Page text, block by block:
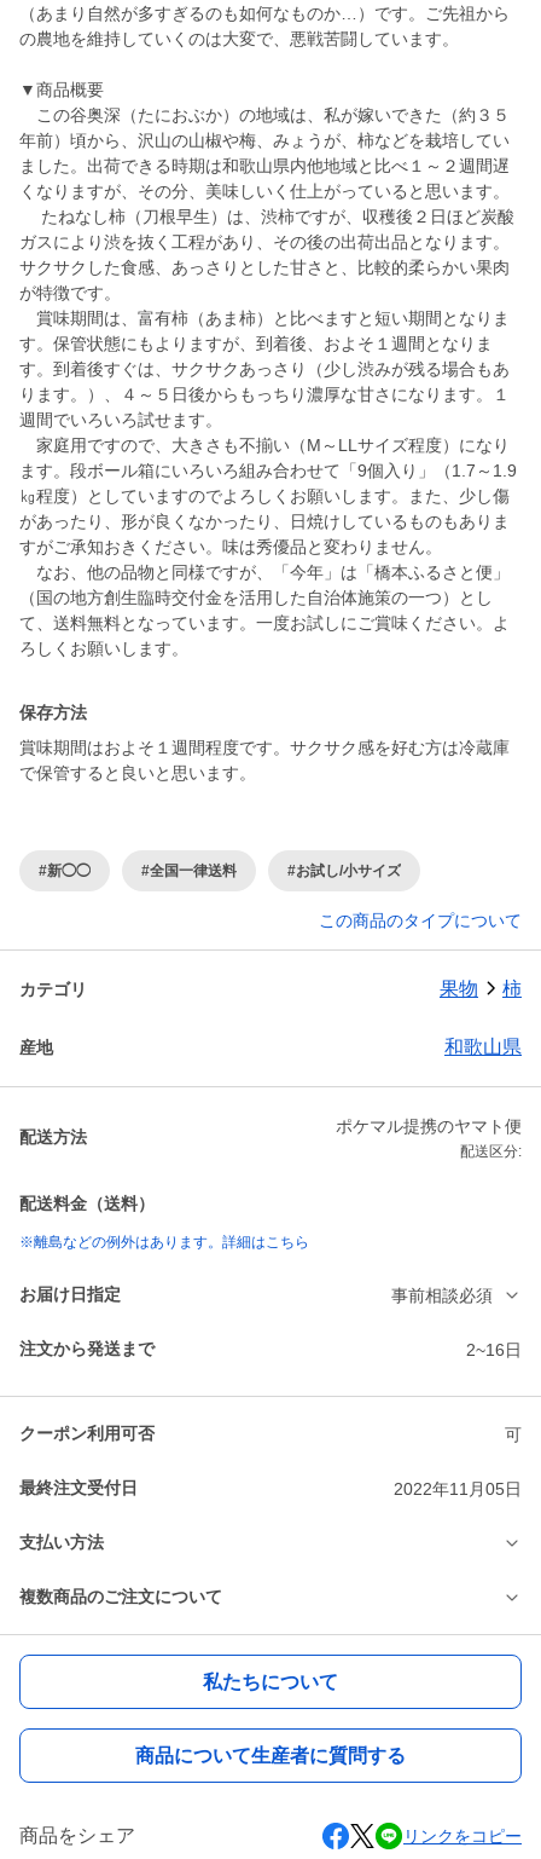
（あまり自然が多すぎるのも如何なものか…）です。ご先祖から
の農地を維持していくのは大変で、悪戦苦闘しています。
▼商品概要
この谷奥深（たにおぶか）の地域は、私が嫁いできた（約３５
年前）頃から、沢山の山椒や梅、みょうが、柿などを栽培してい
ました。出荷できる時期は和歌山県内他地域と比べ１～２週間遅
くなりますが、その分、美味しいく仕上がっていると思います。
たねなし柿（刀根早生）は、渋柿ですが、収穫後２日ほど炭酸
ガスにより渋を抜く工程があり、その後の出荷出品となります。
サクサクした食感、あっさりとした甘さと、比較的柔らかい果肉
が特徴です。
賞味期間は、富有柿（あま柿）と比べますと短い期間となりま
す。保管状態にもよりますが、到着後、およそ１週間となりま
す。到着後すぐは、サクサクあっさり（少し渋みが残る場合もあ
ります。）、４～５日後からもっちり濃厚な甘さになります。１
週間でいろいろ試せます。
家庭用ですので、大きさも不揃い（M～LLサイズ程度）になり
ます。段ボール箱にいろいろ組み合わせて「9個入り」（1.7～1.9
㎏程度）としていますのでよろしくお願いします。また、少し傷
があったり、形が良くなかったり、日焼けしているものもありま
すがご承知おきください。味は秀優品と変わりません。
なお、他の品物と同様ですが、「今年」は「橋本ふるさと便」
（国の地方創生臨時交付金を活用した自治体施策の一つ）とし
て、送料無料となっています。一度お試しにご賞味ください。よ
保存方法
賞味期間はおよそ１週間程度です。サクサク感を好む方は冷蔵庫
で保管すると良いと思います。
#新◯◯ #全国一律送料 #お試し/小サイズ
この商品のタイプについて
カテゴリ 果物 柿
産地 和歌山県
配送方法
ポケマル提携のヤマト便
配送区分:
配送料金（送料）
※離島などの例外はあります。詳細はこちら
お届け日指定 事前相談必須
注文から発送まで 2~16日
クーポン利用可否 可
最終注文受付日 2022年11月05日
支払い方法
複数商品のご注文について
私たちについて
商品について生産者に質問する
商品をシェア リンクをコピー